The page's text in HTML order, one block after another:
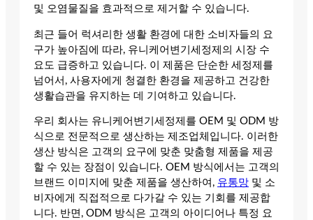
및 오염물질을 효과적으로 제거할 수 있습니다.
최근 들어 럭셔리한 생활 환경에 대한 소비자들의 요
구가 높아짐에 따라, 유니케어변기세정제의 시장 수
요도 급증하고 있습니다. 이 제품은 단순한 세정제를
넘어서, 사용자에게 청결한 환경을 제공하고 건강한
생활습관을 유지하는 데 기여하고 있습니다.
우리 회사는 유니케어변기세정제를 OEM 및 ODM 방
식으로 전문적으로 생산하는 제조업체입니다. 이러한
생산 방식은 고객의 요구에 맞춘 맞춤형 제품을 제공
할 수 있는 장점이 있습니다. OEM 방식에서는 고객의
브랜드 이미지에 맞춘 제품을 생산하여, 유통망 및 소
비자에게 직접적으로 다가갈 수 있는 기회를 제공합
니다. 반면, ODM 방식은 고객의 아이디어나 특정 요